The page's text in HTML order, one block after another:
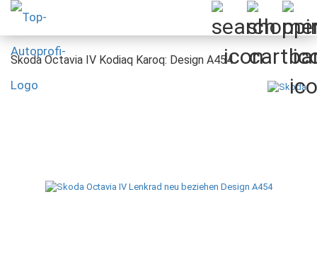
Skoda Octavia IV Kodiaq Karoq: Design A454